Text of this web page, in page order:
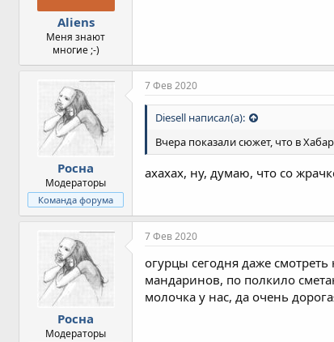
Aliens
Меня знают
многие ;-)
Росна
Модераторы
Команда форума
7 Фев 2020
Diesell написал(а):
Вчера показали сюжет, что в
ахахах, ну, думаю, что со
Росна
Модераторы
7 Фев 2020
огурцы сегодня даже
мандаринов, по полкило
молочка у нас, да очень